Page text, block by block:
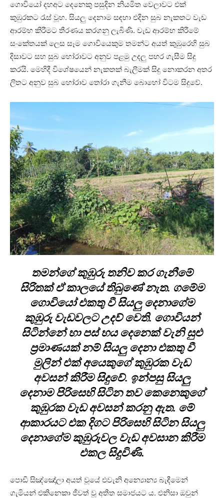
ගොවියෝ දහඅට දෙනෙකු පසුදින නියමිත වෙලාවට එක්
කුඹුරකට රැස් වූහ. සියලු දෙනාම සඳහා එදින සුබ නැකතට වැඩ
ආරම්භ කිරීමට තීරණය කරගනු ලැබිණි. වැඩ ආරම්භ කිරීමේ
සංකේතයක් ලෙස සෑම ගොවියෙකුම තමන්ට අයත් කුඹුරෙහි සුබ
දිසාවට සහ සුබ හෝරාවට අනුව පළමු උදලු පහර ගැසීම සිදු
කරයි. මෙහිදී විශේෂයෙන් නැකතක් බැලීමක් සිදු නොකරන අතර
ලිතට අනුව සුබ හෝරාව තෝරා ගැනීම බොහෝ විටම සිදුවේ.
තමන්ගේ කුඹුරු තනිව කර ගැනීමේ
සිරිතක් ඒ කාලයේ තිබුණේ නැත. ගමේම
ගොවියෝ එකතු වී සියලු දෙනාගේම
කුඹුරු වැඩවලට උදව් වෙති. ගොවියන්
සිටින්නේ හා පස් හය දෙනෙක් වැනි සුළු
ප්‍රමාණයක් නම් සියලු දෙනා එකතු වී
මුලින් එක් අයෙකුගේ කුඹුරක වැඩ
අවසන් කිරීම සිදුවේ. ඉන්පසු සියලු
දෙනාම පිරිසෙහි සිටින තව කෙනෙකුගේ
කුඹුරක වැඩ අවසන් කරනු ඇත. මේ
ආකාරයට එක දිගට පිරිසෙහි සිටින සියලු
දෙනාගේම කුඹුරුවල වැඩ අවසාන කිරීම
එකල සිදුවිණි.
පොඩි සිඤ්ඤෝලා අයත් වූයේ එවැනි අන්‍යොන්‍ය බැඳීමෙන්
ගැමියන් එකිනෙකා ජීවත් වූ අතීත සමාජයට ය. එනිසා ඔවුන්